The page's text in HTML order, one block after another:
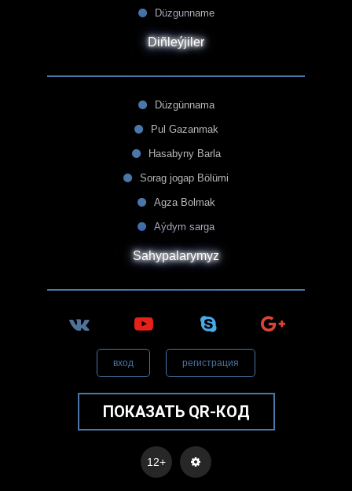
Düzgunname
Diñleýjiler
Düzgünnama
Pul Gazanmak
Hasabyny Barla
Sorag jogap Bölümi
Agza Bolmak
Aýdym sarga
Sahypalarymyz
вход регистрация
ПОКАЗАТЬ QR-КОД
12+